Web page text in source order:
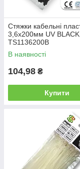
Стяжки кабельні
3,6х200мм UV BLACK,
TS1136200B
В наявності
104,98 ₴
Купити